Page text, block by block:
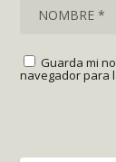
Guarda mi
navegador para